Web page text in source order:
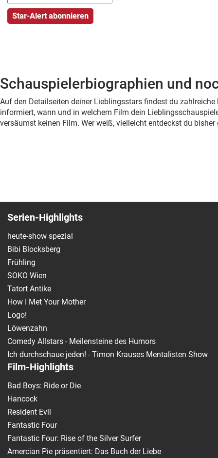
Schauspielerbiographien und
Auf den Detailseiten deiner Lieblingsstars findest du
informiert, wann und in welchem Film dein
versäumst keinen Film. Wer weiß, vielleicht entdeckst du
Serien-Highlights
heute-show spezial
Bibi Blocksberg
Frühling
SOKO Wien
Tatort Antike
How I Met Your Mother
Logo!
Löwenzahn
Comedy Allstars - Meilensteine des Humors
Ich durchschaue jeden! - Timon Krauses Mentalisten Show
Film-Highlights
Bad Boys: Ride or Die
Hancock
Resident Evil
Fantastic Four
Fantastic Four: Rise of the Silver Surfer
Amercian Pie präsentiert: Das Buch der Liebe